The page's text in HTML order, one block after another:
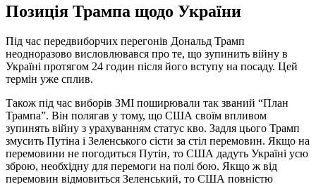
Позиція Трампа щодо України
Під час передвиборчих перегонів Дональд Трамп
неодноразово висловлювався про те, що зупинить війну в
Україні протягом 24 годин після його вступу на посаду. Цей
термін уже сплив.
Також під час виборів ЗМІ поширювали так званий “План
Трампа”. Він полягав у тому, що США своїм впливом
зупинять війну з урахуванням статус кво. Задля цього Трамп
змусить Путіна і Зеленського сісти за стіл перемовин. Якщо на
перемовини не погодиться Путін, то США дадуть Україні усю
зброю, необхідну для перемоги на полі бою. Якщо ж від
перемовин відмовиться Зеленський, то США повністю